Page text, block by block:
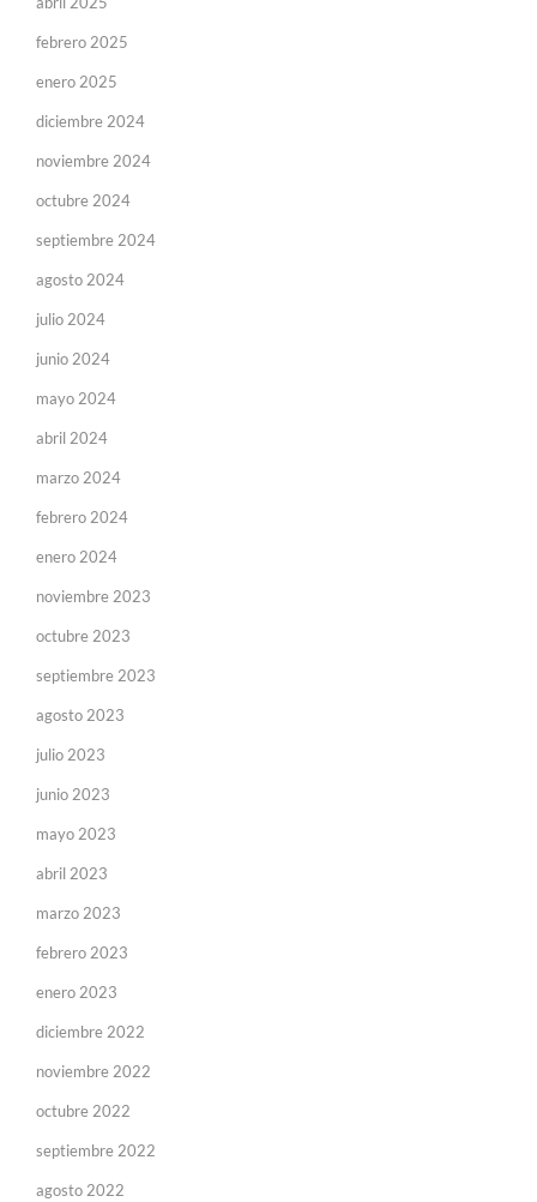
febrero 2025
enero 2025
diciembre 2024
noviembre 2024
octubre 2024
septiembre 2024
agosto 2024
julio 2024
junio 2024
mayo 2024
abril 2024
marzo 2024
febrero 2024
enero 2024
noviembre 2023
octubre 2023
septiembre 2023
agosto 2023
julio 2023
junio 2023
mayo 2023
abril 2023
marzo 2023
febrero 2023
enero 2023
diciembre 2022
noviembre 2022
octubre 2022
septiembre 2022
agosto 2022